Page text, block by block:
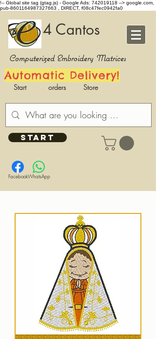
!-- Global site tag (gtag.js) - Google Ads: 742019118 --> google.com,
pub-8601164987327663 , DIRECT, f08c47fec0942fa0
4 Cantos
Computerized Embroidery Matrices
Automatic Delivery!
Start orders Store
START
FacebookWhatsApp